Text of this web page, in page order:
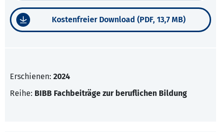
Kostenfreier Download (PDF, 13,7 MB)
Erschienen: 2024
Reihe: BIBB Fachbeiträge zur beruflichen Bildung